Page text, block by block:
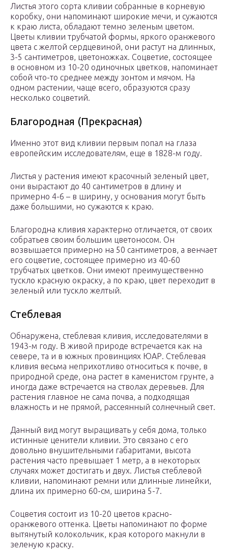
Листья этого сорта кливии собранные в корневую
коробку, они напоминают широкие мечи, и сужаются
к краю листа, обладают темно зеленым цветом.
Цветы кливии трубчатой формы, яркого оранжевого
цвета с желтой сердцевиной, они растут на длинных,
3-5 сантиметров, цветоножках. Соцветие, состоящее
в основном из 10-20 одиночных цветков, напоминает
собой что-то среднее между зонтом и мячом. На
одном растении, чаще всего, образуются сразу
несколько соцветий.
Благородная (Прекрасная)
Именно этот вид кливии первым попал на глаза
европейским исследователям, еще в 1828-м году.
Листья у растения имеют красочный зеленый цвет,
они вырастают до 40 сантиметров в длину и
примерно 4-6 – в ширину, у основания могут быть
даже большими, но сужаются к краю.
Благородна кливия характерно отличается, от своих
собратьев своим большим цветоносом. Он
возвышается примерно на 50 сантиметров, а венчает
его соцветие, состоящее примерно из 40-60
трубчатых цветков. Они имеют преимущественно
тускло красную окраску, а по краю, цвет переходит в
зеленый или тускло желтый.
Стеблевая
Обнаружена, стеблевая кливия, исследователями в
1943-м году. В живой природе встречается как на
севере, та и в южных провинциях ЮАР. Стеблевая
кливия весьма неприхотливо относиться к почве, в
природной среде, она растет в каменистом грунте, а
иногда даже встречается на стволах деревьев. Для
растения главное не сама почва, а подходящая
влажность и не прямой, рассеянный солнечный свет.
Данный вид могут выращивать у себя дома, только
истинные ценители кливии. Это связано с его
довольно внушительными габаритами, высота
растения часто превышает 1 метр, а в некоторых
случаях может достигать и двух. Листья стеблевой
кливии, напоминают ремни или длинные линейки,
длина их примерно 60-см, ширина 5-7.
Соцветия состоит из 10-20 цветов красно-
оранжевого оттенка. Цветы напоминают по форме
вытянутый колокольчик, края которого макнули в
зеленую краску.